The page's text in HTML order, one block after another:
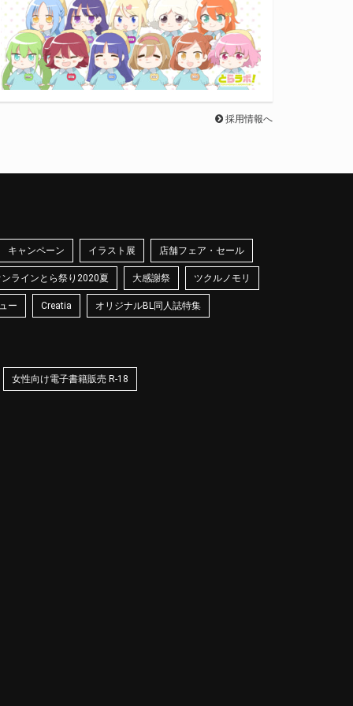
採用情報へ
キャンペーン イラスト展 店舗フェア・セール
ラインとら祭り2020夏 大感謝祭 ツクルノモリ
ー Creatia オリジナルBL同人誌特集
女性向け電子書籍販売 R-18